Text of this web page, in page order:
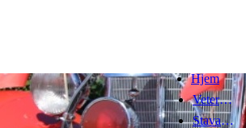
Hjem
Veteranbrannbiltreff 2008
Stavanger Brannbilklubb